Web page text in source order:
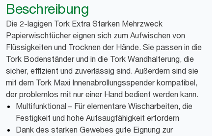
Beschreibung
Die 2-lagigen Tork Extra Starken Mehrzweck
Papierwischtücher eignen sich zum Aufwischen von
Flüssigkeiten und Trocknen der Hände. Sie passen in die
Tork Bodenständer und in die Tork Wandhalterung, die
sicher, effizient und zuverlässig sind. Außerdem sind sie
mit dem Tork Maxi Innenabrollungsspender kompatibel,
der problemlos mit nur einer Hand bedient werden kann.
Multifunktional – Für elementare Wischarbeiten, die
Festigkeit und hohe Aufsaugfähigkeit erfordern
Dank des starken Gewebes gute Eignung zur